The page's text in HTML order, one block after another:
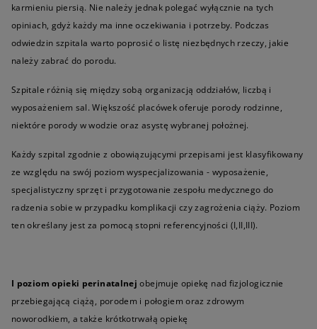
karmieniu piersią. Nie należy jednak polegać wyłącznie na tych
opiniach, gdyż każdy ma inne oczekiwania i potrzeby. Podczas
odwiedzin szpitala warto poprosić o listę niezbędnych rzeczy, jakie
należy zabrać do porodu.
Szpitale różnią się między sobą organizacją oddziałów, liczbą i
wyposażeniem sal. Większość placówek oferuje porody rodzinne,
niektóre porody w wodzie oraz asystę wybranej położnej.
Każdy szpital zgodnie z obowiązującymi przepisami jest klasyfikowany
ze względu na swój poziom wyspecjalizowania - wyposażenie,
specjalistyczny sprzęt i przygotowanie zespołu medycznego do
radzenia sobie w przypadku komplikacji czy zagrożenia ciąży. Poziom
ten określany jest za pomocą stopni referencyjności (I,II,III).
I poziom opieki perinatalnej obejmuje opiekę nad fizjologicznie
przebiegającą ciążą, porodem i połogiem oraz zdrowym
noworodkiem, a także krótkotrwałą opiekę